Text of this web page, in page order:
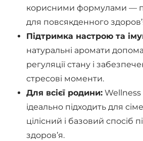
корисними формулами —
для повсякденного
Підтримка настрою та
натуральні аромати
регуляції стану і
стресові моменти.
Для всієї родини:
ідеально підходить для
цілісний і базовий спосіб
здоров’я.